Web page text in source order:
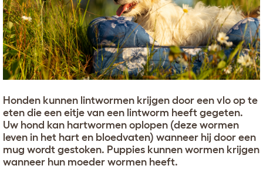
Honden kunnen lintwormen krijgen door een vlo op te
eten die een eitje van een lintworm heeft gegeten.
Uw hond kan hartwormen oplopen (deze wormen
leven in het hart en bloedvaten) wanneer hij door een
mug wordt gestoken. Puppies kunnen wormen krijgen
wanneer hun moeder wormen heeft.